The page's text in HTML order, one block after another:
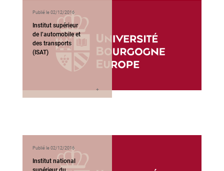
Publié le 02/12/2016
Institut supérieur
de l’automobile et
des transports
(ISAT)
Publié le 02/12/2016
Institut national